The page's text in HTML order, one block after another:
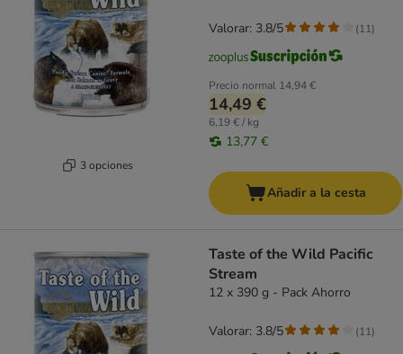
3 opciones
Precio normal 14,94 €
14,49 €
6,19 € / kg
13,77 €
Valorar: 3.8/5 (11)
Añadir a la cesta
Taste of the Wild Pacific
Stream
12 x 390 g - Pack Ahorro
Valorar: 3.8/5 (11)